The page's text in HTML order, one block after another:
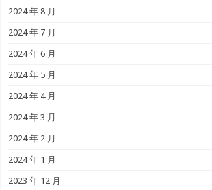
2024 年 8 月
2024 年 7 月
2024 年 6 月
2024 年 5 月
2024 年 4 月
2024 年 3 月
2024 年 2 月
2024 年 1 月
2023 年 12 月